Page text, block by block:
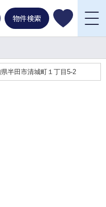
物件検索
半田市清城町１丁目5-2